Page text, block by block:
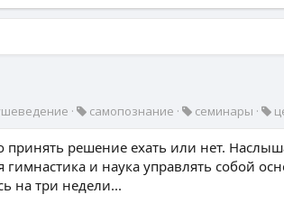
К
а
т
г
о
самопознание
К
а
т
г
семинары
К
а
т
г
решение ехать или нет.
и наука управлять собой
на три недели...